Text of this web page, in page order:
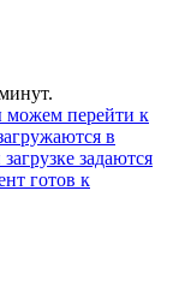
можем перейти к
в
задаются
готов к